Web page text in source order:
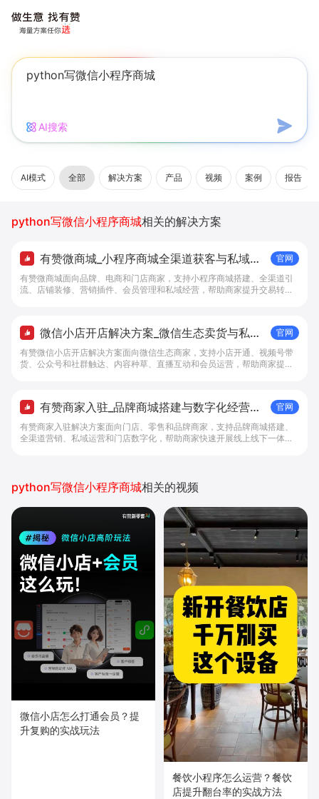
AI搜索
AI模式 全部 解决方案 产品 视频 案例 报告
python写微信小程序商城相关的解决方案
有赞微商城_小程序商城全渠道获客与私域复
购工具 - 做生意, 找有赞
官网
有赞微商城面向品牌、电商和门店商家，支持小程序商城搭建、全渠道引
流、店铺装修、营销插件、会员管理和私域经营，帮助商家提升交易转化
微信小店开店解决方案_微信生态卖货与私域
经营 - 做生意, 找有赞
官网
有赞微信小店开店解决方案面向微信生态商家，支持小店开通、视频号带
货、公众号和社群触达、内容种草、直播互动和会员运营，帮助商家提升
有赞商家入驻_品牌商城搭建与数字化经营解
决方案 - 做生意, 找有赞
官网
有赞商家入驻解决方案面向门店、零售和品牌商家，支持品牌商城搭建、
全渠道营销、私域运营和门店数字化，帮助商家快速开展线上线下一体化
python写微信小程序商城相关的视频
微信小店怎么打通会员？提
升复购的实战玩法
餐饮小程序怎么运营？餐饮
店提升翻台率的实战方法